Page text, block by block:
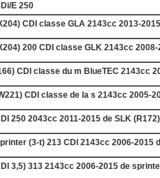
E 250
CDI classe GLA 2143cc 2013-
200 CDI classe GLK 2143cc
CDI classe du m BlueTEC 2143cc
CDI classe de la s 2143cc 2005-
250 2043cc 2011-2015 de SLK
(3-t) 213 CDI 2143cc 2006-2015
3,5) 313 2143cc 2006-2015 de